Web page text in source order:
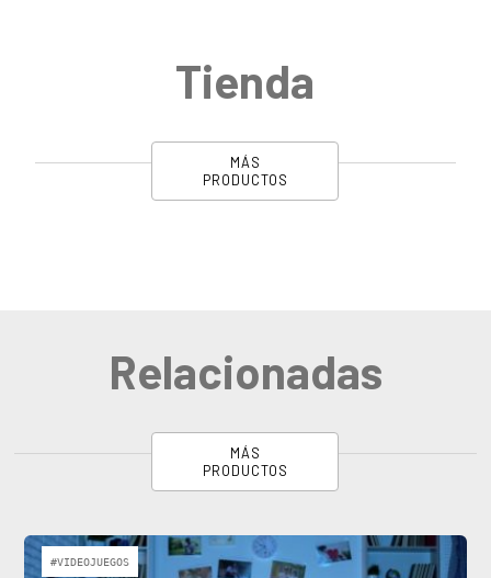
Tienda
MÁS
PRODUCTOS
Relacionadas
MÁS
PRODUCTOS
#VIDEOJUEGOS